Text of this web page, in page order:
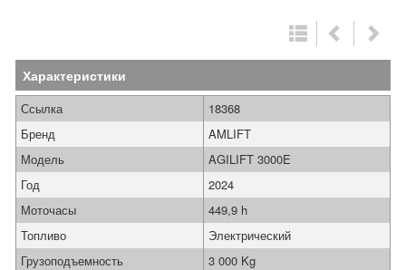
Характеристики
Ссылка
18368
Бренд
AMLIFT
Модель
AGILIFT 3000E
Год
2024
Моточасы
449,9 h
Топливо
Электрический
Грузоподъемность
3 000 Kg